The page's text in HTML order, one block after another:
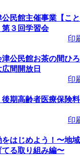
民館主催事業【こと
３回学習会
印
公民館お茶の間ひろ
間開放日
印
後期高齢者医療保険料
印
をはじめよう！〜地域
る取り組み編〜